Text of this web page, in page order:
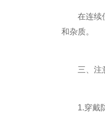
在连续使
和杂质。
三、注
1.穿戴